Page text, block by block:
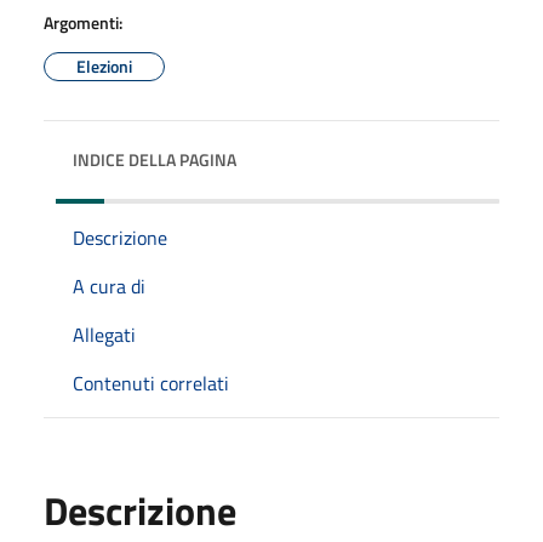
Argomenti:
Elezioni
INDICE DELLA PAGINA
Descrizione
A cura di
Allegati
Contenuti correlati
Descrizione